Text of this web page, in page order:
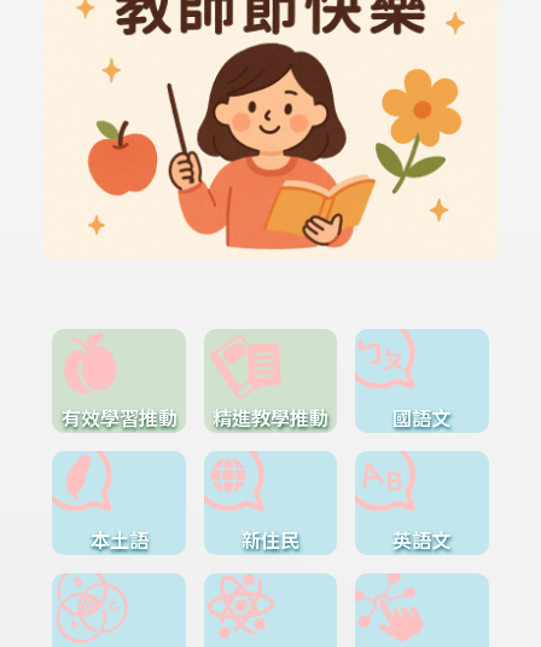
有效學習推動 精進教學推動 國語文
本土語 新住民 英語文